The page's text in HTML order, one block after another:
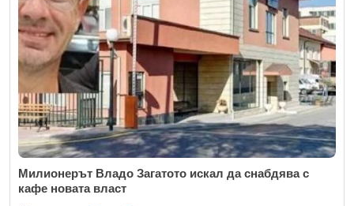
Милионерът Владо Загатото искал да снабдява с
кафе новата власт